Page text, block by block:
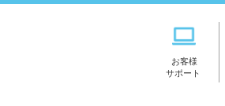
お客様
サポート